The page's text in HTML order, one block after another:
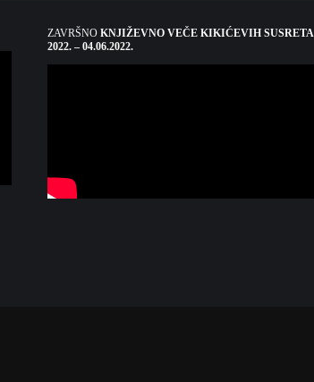
ZAVRŠNO KNJIŽEVNO VEČE KIKIĆEVIH SUSRETA
2022. – 04.06.2022.